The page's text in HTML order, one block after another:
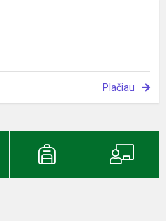
Plačiau